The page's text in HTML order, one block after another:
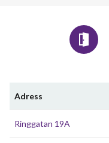
Adress
Ringgatan 19A